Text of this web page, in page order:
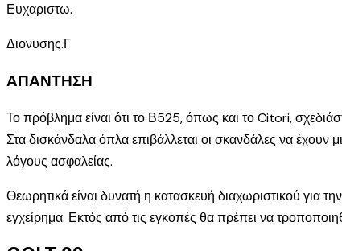
Ευχαριστω.
Διονυσης.Γ
ΑΠΑΝΤΗΣΗ
Το πρόβλημα είναι ότι το Β525, όπως και το Citori,
Στα δισκάνδαλα όπλα επιβάλλεται οι σκανδάλες να έχουν
λόγους ασφαλείας.
Θεωρητικά είναι δυνατή η κατασκευή διαχωριστικού για
εγχείρημα. Εκτός από τις εγκοπές θα πρέπει να